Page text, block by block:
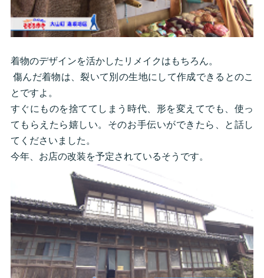
着物のデザインを活かしたリメイクはもちろん。
傷んだ着物は、裂いて別の生地にして作成できるとのこ
とですよ。
すぐにものを捨ててしまう時代、形を変えてでも、使っ
てもらえたら嬉しい。そのお手伝いができたら、と話し
てくださいました。
今年、お店の改装を予定されているそうです。